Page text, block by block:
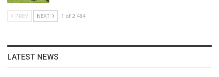
PREV NEXT 1 of 2.484
LATEST NEWS